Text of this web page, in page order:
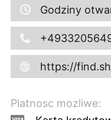
Godziny
https://
Platnosc mozliwe: